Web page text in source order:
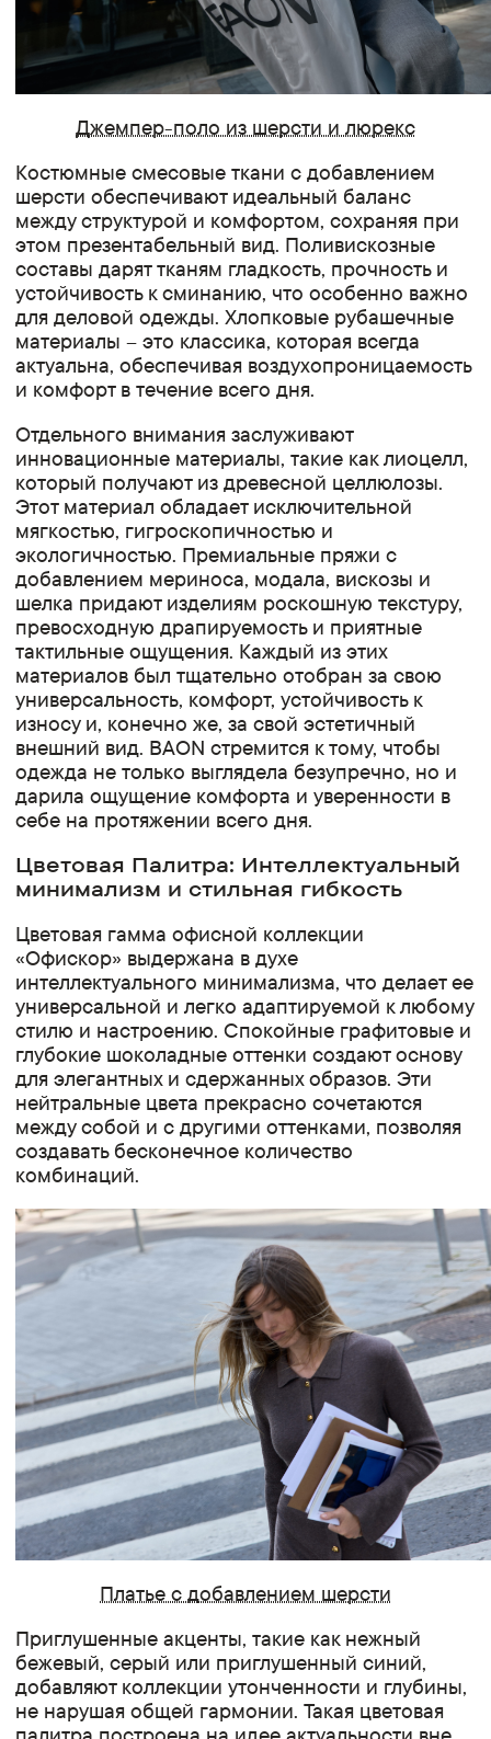
Джемпер-поло из шерсти и люрекс
Костюмные смесовые ткани с добавлением
шерсти обеспечивают идеальный баланс
между структурой и комфортом, сохраняя при
этом презентабельный вид. Поливискозные
составы дарят тканям гладкость, прочность и
устойчивость к сминанию, что особенно важно
для деловой одежды. Хлопковые рубашечные
материалы – это классика, которая всегда
актуальна, обеспечивая воздухопроницаемость
и комфорт в течение всего дня.
Отдельного внимания заслуживают
инновационные материалы, такие как лиоцелл,
который получают из древесной целлюлозы.
Этот материал обладает исключительной
мягкостью, гигроскопичностью и
экологичностью. Премиальные пряжи с
добавлением мериноса, модала, вискозы и
шелка придают изделиям роскошную текстуру,
превосходную драпируемость и приятные
тактильные ощущения. Каждый из этих
материалов был тщательно отобран за свою
универсальность, комфорт, устойчивость к
износу и, конечно же, за свой эстетичный
внешний вид. BAON стремится к тому, чтобы
одежда не только выглядела безупречно, но и
дарила ощущение комфорта и уверенности в
себе на протяжении всего дня.
Цветовая Палитра: Интеллектуальный
минимализм и стильная гибкость
Цветовая гамма офисной коллекции
«Офискор» выдержана в духе
интеллектуального минимализма, что делает ее
универсальной и легко адаптируемой к любому
стилю и настроению. Спокойные графитовые и
глубокие шоколадные оттенки создают основу
для элегантных и сдержанных образов. Эти
нейтральные цвета прекрасно сочетаются
между собой и с другими оттенками, позволяя
создавать бесконечное количество
комбинаций.
Платье с добавлением шерсти
Приглушенные акценты, такие как нежный
бежевый, серый или приглушенный синий,
добавляют коллекции утонченности и глубины,
не нарушая общей гармонии. Такая цветовая